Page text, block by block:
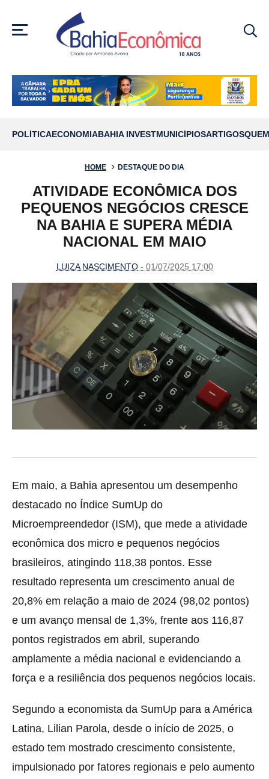
MENU
POLÍTICAECONOMIABAHIA INVESTMUNICÍPIOSARTIGOS
HOME DESTAQUE DO DIA
ATIVIDADE ECONÔMICA DOS
PEQUENOS NEGÓCIOS CRESCE
NA BAHIA E SUPERA MÉDIA
NACIONAL EM MAIO
LUIZA NASCIMENTO- 01/07/2025 17:00
Em maio, a Bahia apresentou um desempenho
destacado no Índice SumUp do
Microempreendedor (ISM), que mede a atividade
econômica dos micro e pequenos negócios
brasileiros, atingindo 118,38 pontos. Esse
resultado representa um crescimento anual de
20,8% em relação a maio de 2024 (98,02 pontos)
e um avanço mensal de 1,3%, frente aos 116,87
pontos registrados em abril, superando
amplamente a média nacional e evidenciando a
força e a resiliência dos pequenos negócios locais.
Segundo a economista da SumUp para a América
Latina, Lilian Parola, desde o início de 2025, o
estado tem mostrado crescimento consistente,
impulsionado por fatores regionais e pelo aumento